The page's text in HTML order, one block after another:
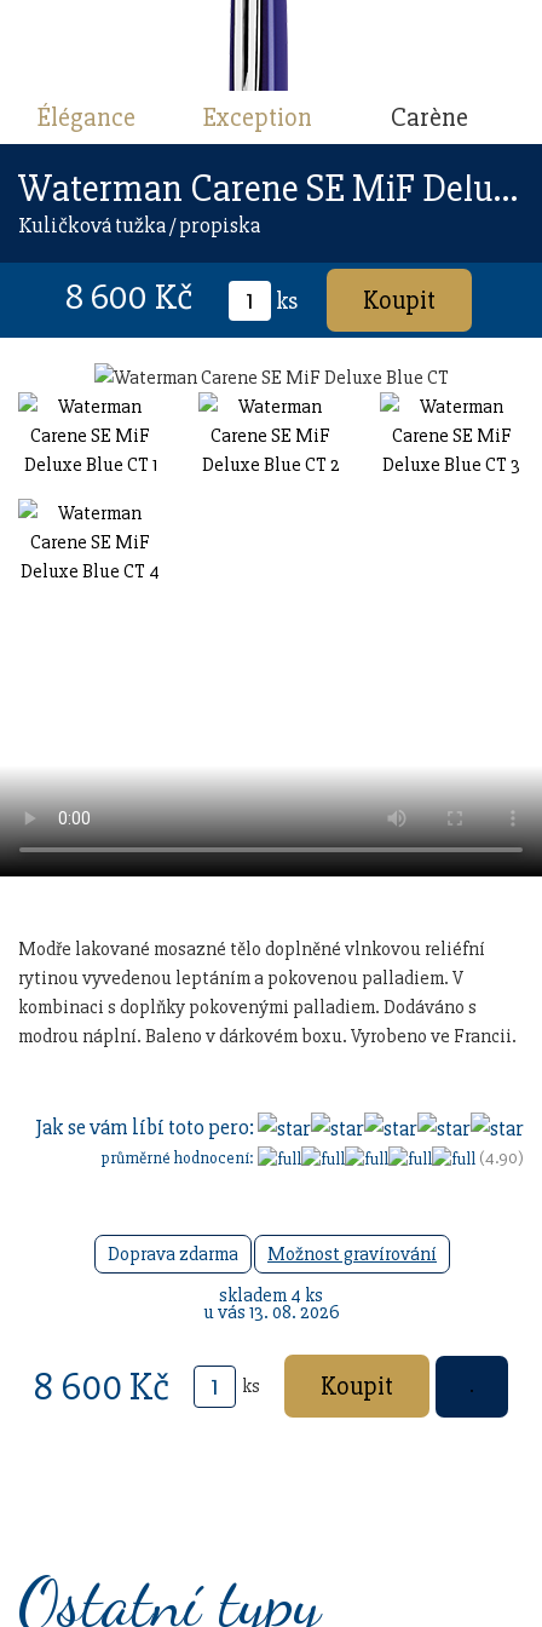
Élégance Exception Carène
Waterman Carene SE MiF Deluxe Blue CT
Kuličková tužka / propiska
8 600 Kč ks
Modře lakované mosazné tělo doplněné vlnkovou reliéfní
rytinou vyvedenou leptáním a pokovenou palladiem. V
kombinaci s doplňky pokovenými palladiem. Dodáváno s
modrou náplní. Baleno v dárkovém boxu. Vyrobeno ve Francii.
Jak se vám líbí toto pero:
průměrné hodnocení: (4.90)
Doprava zdarma
Možnost gravírování
skladem 4 ks
u vás 13. 08. 2026
8 600 Kč ks
Ostatní typy